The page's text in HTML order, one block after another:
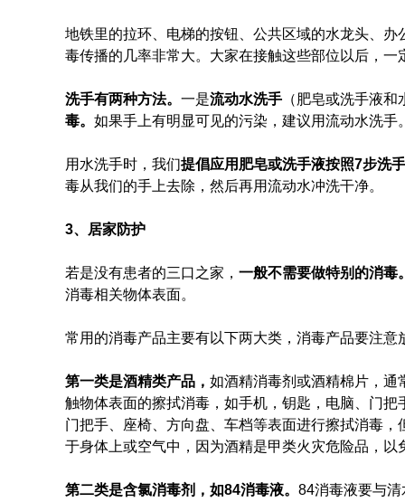
地铁里的拉环、电梯的按钮、公共区域的水龙头、
毒传播的几率非常大。大家在接触这些部位以后，一
洗手有两种方法。 一是流动水洗手 （肥皂或洗手液
毒。 如果手上有明显可见的污染，建议用流动水洗手
用水洗手时，我们提倡应用肥皂或洗手液按照7步洗
毒从我们的手上去除，然后再用流动水冲洗干净。
3、居家防护
若是没有患者的三口之家， 一般不需要做特别的消毒
消毒相关物体表面。
常用的消毒产品主要有以下两大类，消毒产品要注意
第一类是酒精类产品， 如酒精消毒剂或酒精棉片，通
触物体表面的擦拭消毒，如手机，钥匙，电脑、门
门把手、座椅、方向盘、车档等表面进行擦拭消毒
于身体上或空气中，因为酒精是甲类火灾危险品，以
第二类是含氯消毒剂，如84消毒液。 84消毒液要与